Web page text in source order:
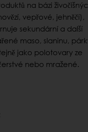
na bázi
vepřové, jehněčí),
sekundární a další
maso, slaninu,
jako polotovary ze
nebo mražené.